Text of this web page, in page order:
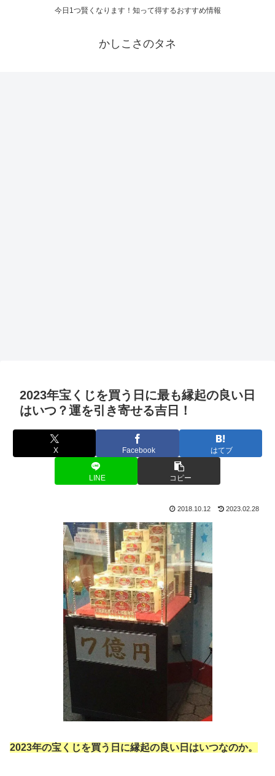
今日1つ賢くなります！知って得するおすすめ情報
かしこさのタネ
2023年宝くじを買う日に最も縁起の良い日
はいつ？運を引き寄せる吉日！
X Facebook はてブ
LINE コピー
2018.10.12 2023.02.28
2023年の宝くじを買う日に縁起の良い日はいつなのか。